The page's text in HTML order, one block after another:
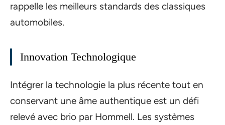
rappelle les meilleurs standards des classiques
automobiles.
Innovation Technologique
Intégrer la technologie la plus récente tout en
conservant une âme authentique est un défi
relevé avec brio par Hommell. Les systèmes